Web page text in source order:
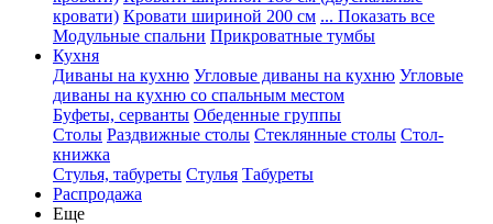
кровати) Кровати шириной 200 см ... Показать все
Модульные спальни Прикроватные тумбы
Кухня
Диваны на кухню Угловые диваны на кухню Угловые
диваны на кухню со спальным местом
Буфеты, серванты Обеденные группы
Столы Раздвижные столы Стеклянные столы Стол-
книжка
Стулья, табуреты Стулья Табуреты
Распродажа
Еще